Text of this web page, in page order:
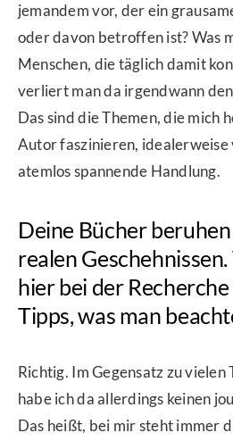
jemandem vor, der ein
oder davon betroffen ist? Was
Menschen, die täglich damit
verliert man da irgendwann
Das sind die Themen, die mich
Autor faszinieren, idealerweise
atemlos spannende Handlung.
Deine Bücher
realen
hier bei der
Tipps, was man
Richtig. Im Gegensatz zu
habe ich da allerdings keinen
Das heißt, bei mir steht immer